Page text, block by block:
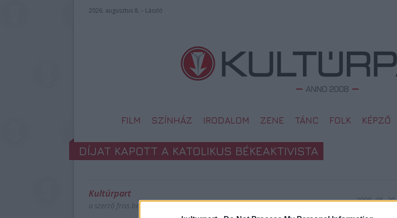
2026. augusztus 8. – László
FILM SZÍNHÁZ IRODALOM ZENE TÁNC FOLK KÉPZŐ
DÍJAT KAPOTT A KATOLIKUS BÉKEAKTIVISTA
Kultúrpart
a szerző friss bejegyzései
2008. 05. 20.